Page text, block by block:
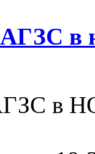
в
АГЗС